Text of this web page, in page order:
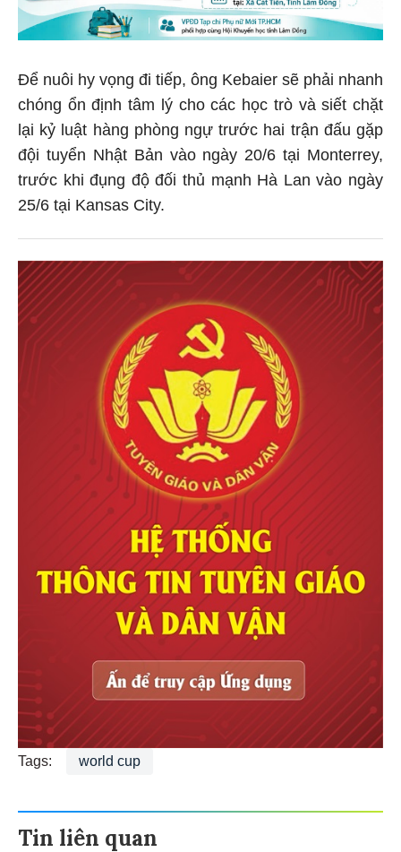
Để nuôi hy vọng đi tiếp, ông Kebaier sẽ phải nhanh
chóng ổn định tâm lý cho các học trò và siết chặt
lại kỷ luật hàng phòng ngự trước hai trận đấu gặp
đội tuyển Nhật Bản vào ngày 20/6 tại Monterrey,
trước khi đụng độ đối thủ mạnh Hà Lan vào ngày
25/6 tại Kansas City.
Tags: world cup
Tin liên quan